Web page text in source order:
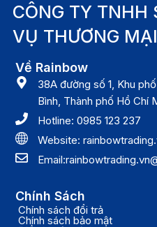
CÔNG TY TNHH
VỤ THƯƠNG
Về Rainbow
38A đường số 1, Khu
Bình, Thành phố Hồ Chí
Hotline: 0985 123 237
Website:
Chính Sách
Chính sách đổi trả
Chính sách bảo mật